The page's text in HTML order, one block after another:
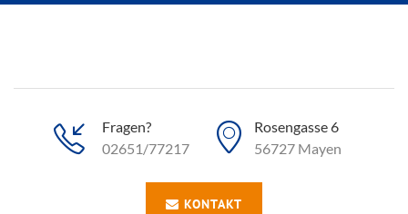
Fragen?
02651/77217
Rosengasse 6
56727 Mayen
KONTAKT